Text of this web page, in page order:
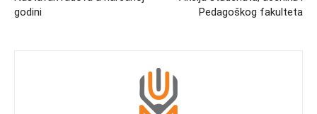
godini
Pedagoškog fakulteta